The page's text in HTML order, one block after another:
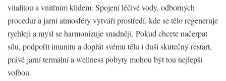
vitalitou a vnitřním klidem. Spojení léčivé vody, odborných
procedur a jarní atmosféry vytváří prostředí, kde se tělo regeneruje
rychleji a mysl se harmonizuje snadněji. Pokud chcete načerpat
sílu, podpořit imunitu a dopřát svému tělu i duši skutečný restart,
právě jarní termální a wellness pobyty mohou být tou nejlepší
volbou.